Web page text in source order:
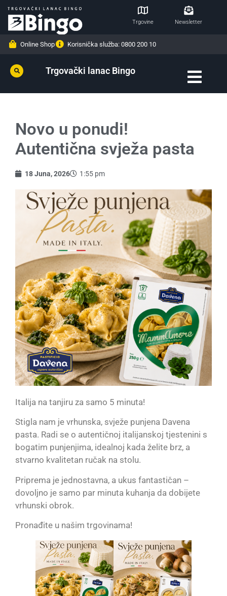
Trgovine Newsletter
Online Shop Korisnička služba: 0800 200 10
Trgovački lanac Bingo
Novo u ponudi!
Autentična svježa pasta
18 Juna, 2026 1:55 pm
Italija na tanjiru za samo 5 minuta!
Stigla nam je vrhunska, svježe punjena Davena
pasta. Radi se o autentičnoj italijanskoj tjestenini s
bogatim punjenjima, idealnoj kada želite brz, a
stvarno kvalitetan ručak na stolu.
Priprema je jednostavna, a ukus fantastičan –
dovoljno je samo par minuta kuhanja da dobijete
vrhunski obrok.
Pronađite u našim trgovinama!